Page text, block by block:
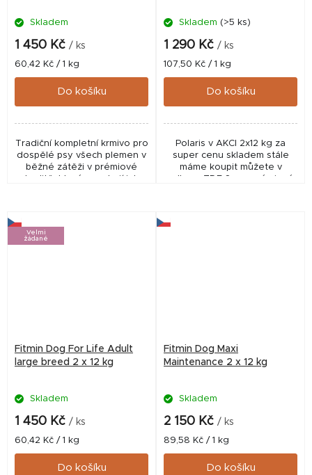
Průměrné
hodnocení
produktu
je
5,0
5
hvězdiček.
Skladem
1 450 Kč / ks
Měrná
cena:
60,42 Kč / 1 kg
Do košíku
Tradiční kompletní krmivo pro
dospělé psy všech plemen v
běžné zátěži v prémiové
kvalitě, které uspokojí jak
Skladem (>5 ks)
1 290 Kč / ks
Měrná
cena:
107,50 Kč / 1 kg
Do košíku
Polaris v AKCI 2x12 kg za
super cenu skladem stále
máme koupit můžete v
odkazu ZDE Superprémiové
Velmi
žádané
Fitmin Dog For Life Adult
large breed 2 x 12 kg
Skladem
1 450 Kč / ks
Měrná
cena:
60,42 Kč / 1 kg
Do košíku
Fitmin Dog Maxi
Maintenance 2 x 12 kg
Skladem
2 150 Kč / ks
Měrná
cena:
89,58 Kč / 1 kg
Do košíku